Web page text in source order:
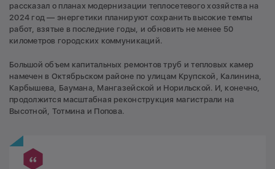
рассказал о планах модернизации теплосетевого хозяйства на
2024 год — энергетики планируют сохранить высокие темпы
работ, взятые в последние годы, и обновить не менее 50
километров городских коммуникаций.
Большой объем капитальных ремонтов труб и тепловых камер
намечен в Октябрьском районе по улицам Крупской, Калинина,
Карбышева, Баумана, Мангазейской и Норильской. И, конечно,
продолжится масштабная реконструкция магистрали на
Высотной, Тотмина и Попова.